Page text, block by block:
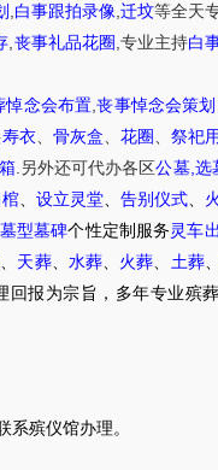
白事跟拍录像 迁坟等全天
丧事礼品花圈 专业主持白
悼念会布置 ,丧事悼念会策划
寿衣、 骨灰盒 花圈 祭祀
. 另外还可代办各区公墓, 选
、 设立灵堂、 告别仪式
墓型墓碑个性定制服务 灵车
天葬、 水葬 火葬 土葬、
回报为宗旨，多年专业殡
殡仪馆办理。